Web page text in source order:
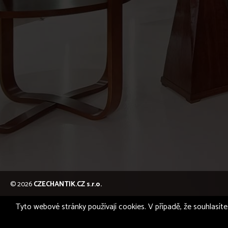
© 2026CZECHANTIK.CZ s.r.o.
Tyto webové stránky používají cookies. V případě, že